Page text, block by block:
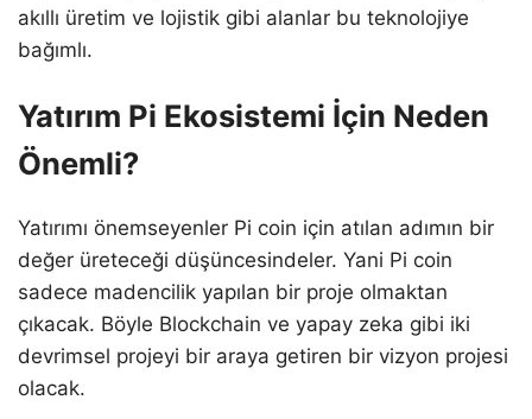
akıllı üretim ve lojistik gibi alanlar bu teknolojiye
bağımlı.
Yatırım Pi Ekosistemi İçin Neden
Önemli?
Yatırımı önemseyenler Pi coin için atılan adımın bir
değer üreteceği düşüncesindeler. Yani Pi coin
sadece madencilik yapılan bir proje olmaktan
çıkacak. Böyle Blockchain ve yapay zeka gibi iki
devrimsel projeyi bir araya getiren bir vizyon projesi
olacak.